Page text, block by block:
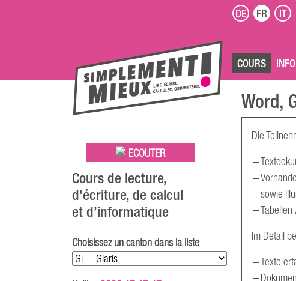
DE FR IT
COURS
ECOUTER
Cours de lecture,
d'écriture, de calcul
et d’informatique
Choisissez un canton dans la liste
Word,
Die
sowie
Tabellen
Im Detail
Texte